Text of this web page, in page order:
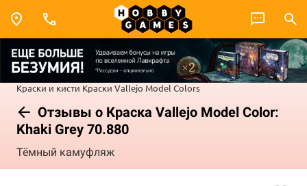
Краски и кисти Краски Vallejo Model Colors
Отзывы о Краска Vallejo Model Color:
Khaki Grey 70.880
Тёмный камуфляж